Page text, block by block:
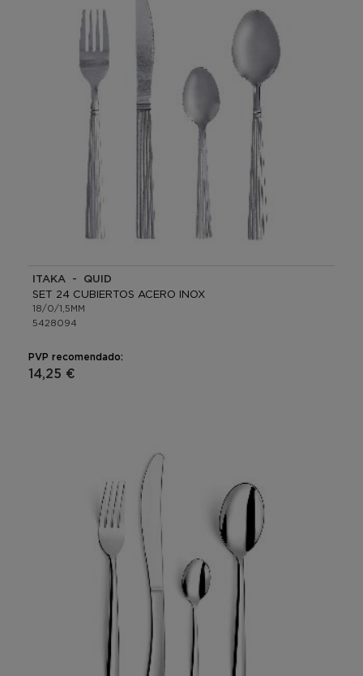
ITAKA - QUID
SET 24 CUBIERTOS ACERO INOX
18/0/1,5MM
5428094
PVP recomendado:
14,25 €